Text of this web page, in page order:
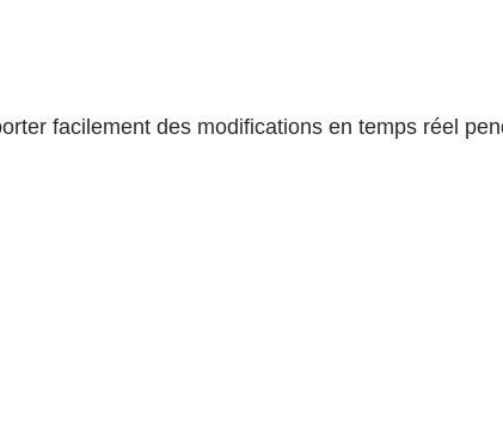
facilement des modifications en temps réel